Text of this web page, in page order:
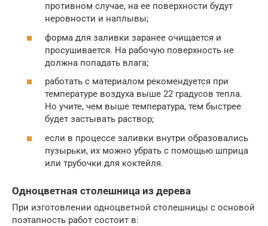
противном случае, на ее поверхности будут
неровности и наплывы;
форма для заливки заранее очищается и
просушивается. На рабочую поверхность не
должна попадать влага;
работать с материалом рекомендуется при
температуре воздуха выше 22 градусов тепла.
Но учите, чем выше температура, тем быстрее
будет застывать раствор;
если в процессе заливки внутри образовались
пузырьки, их можно убрать с помощью шприца
или трубочки для коктейля.
Одноцветная столешница из дерева
При изготовлении одноцветной столешницы с основой
поэтапность работ состоит в: